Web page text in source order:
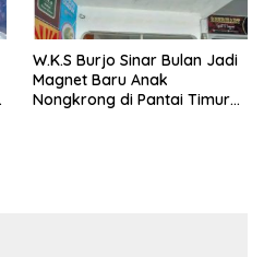
W.K.S Burjo Sinar Bulan Jadi
Magnet Baru Anak
Nongkrong di Pantai Timur